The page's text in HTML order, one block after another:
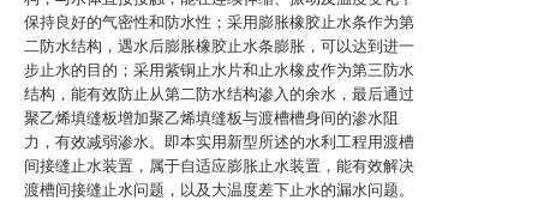
保持良好的气密性和防水性；采用膨胀橡胶止水条作为第
二防水结构，遇水后膨胀橡胶止水条膨胀，可以达到进一
步止水的目的；采用紫铜止水片和止水橡皮作为第三防水
结构，能有效防止从第二防水结构渗入的余水，最后通过
聚乙烯填缝板增加聚乙烯填缝板与渡槽槽身间的渗水阻
力，有效减弱渗水。即本实用新型所述的水利工程用渡槽
间接缝止水装置，属于自适应膨胀止水装置，能有效解决
渡槽间接缝止水问题，以及大温度差下止水的漏水问题。